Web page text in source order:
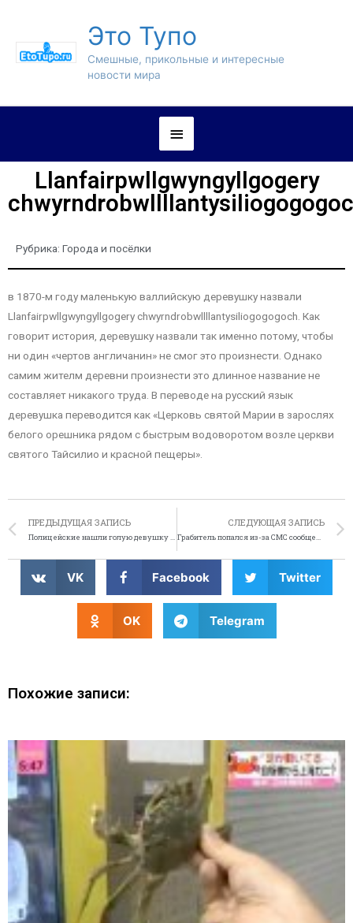
Это Тупо
Смешные, прикольные и интересные
новости мира
Llanfairpwllgwyngyllgogery
Рубрика: Города и посёлки
в 1870-м году маленькую валлийскую деревушку назвали
Llanfairpwllgwyngyllgogery chwyrndrobwllllantysiliogogogoch. Как
говорит история, деревушку назвали так именно потому, чтобы
ни один «чертов англичанин» не смог это произнести. Однако
самим жителм деревни произнести это длинное название не
составляет никакого труда. В переводе на русский язык
деревушка переводится как «Церковь святой Марии в зарослях
белого орешника рядом с быстрым водоворотом возле церкви
святого Тайсилио и красной пещеры».
ПРЕДЫДУЩАЯ ЗАПИСЬ
Полицейские нашли голую девушку на месте аварии
СЛЕДУЮЩАЯ ЗАПИСЬ
Грабитель попался из-за СМС сообщения
VK Facebook Twitter
OK Telegram
Похожие записи: